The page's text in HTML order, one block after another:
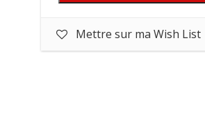
Mettre sur ma Wish List